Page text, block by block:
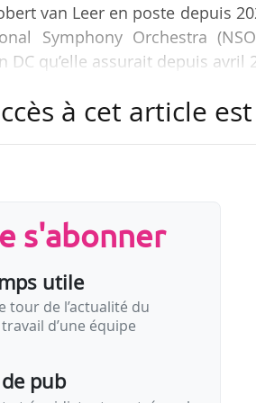
van Leer en poste depuis
Symphony Orchestra
DC qu’elle assurait depuis avril
jusqu’au 100eanniversaire [de
Orchestra, Jean
à cet article
s'abonner
utile
tour de l’actualité du
d’une équipe
pub